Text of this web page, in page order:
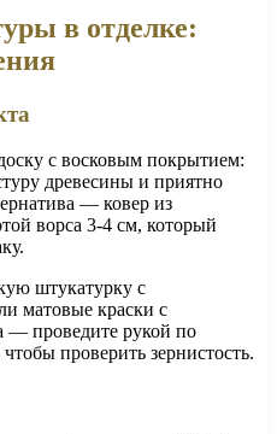
в отделке:
с восковым покрытием:
древесины и приятно
— ковер из
ворса 3-4 см, который
штукатурку с
матовые краски с
— проведите рукой по
проверить зернистость.